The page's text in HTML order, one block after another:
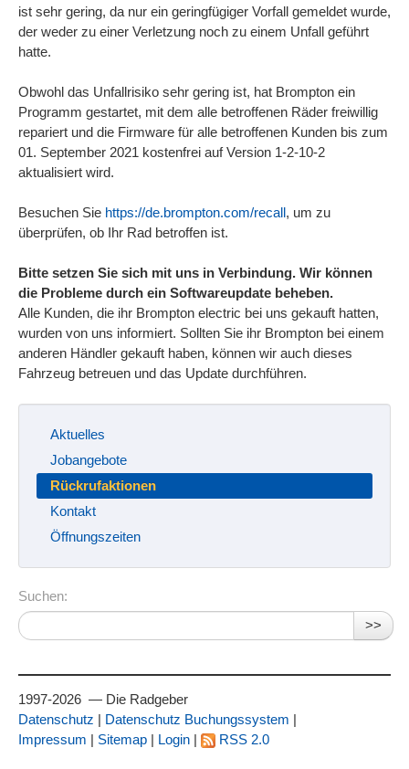
ist sehr gering, da nur ein geringfügiger Vorfall gemeldet wurde,
der weder zu einer Verletzung noch zu einem Unfall geführt
hatte.
Obwohl das Unfallrisiko sehr gering ist, hat Brompton ein
Programm gestartet, mit dem alle betroffenen Räder freiwillig
repariert und die Firmware für alle betroffenen Kunden bis zum
01. September 2021 kostenfrei auf Version 1-2-10-2
aktualisiert wird.
Besuchen Sie https://de.brompton.com/recall, um zu
überprüfen, ob Ihr Rad betroffen ist.
Bitte setzen Sie sich mit uns in Verbindung. Wir können
die Probleme durch ein Softwareupdate beheben.
Alle Kunden, die ihr Brompton electric bei uns gekauft hatten,
wurden von uns informiert. Sollten Sie ihr Brompton bei einem
anderen Händler gekauft haben, können wir auch dieses
Fahrzeug betreuen und das Update durchführen.
Aktuelles
Jobangebote
Rückrufaktionen
Kontakt
Öffnungszeiten
Suchen:
>>
1997-2026 — Die Radgeber
Datenschutz | Datenschutz Buchungssystem |
Impressum | Sitemap | Login | RSS 2.0